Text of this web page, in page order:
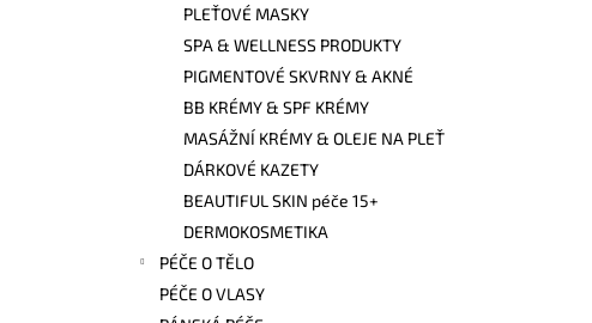
PLEŤOVÉ MASKY
SPA & WELLNESS PRODUKTY
PIGMENTOVÉ SKVRNY & AKNÉ
BB KRÉMY & SPF KRÉMY
MASÁŽNÍ KRÉMY & OLEJE NA PLEŤ
DÁRKOVÉ KAZETY
BEAUTIFUL SKIN péče 15+
DERMOKOSMETIKA
PÉČE O TĚLO
PÉČE O VLASY